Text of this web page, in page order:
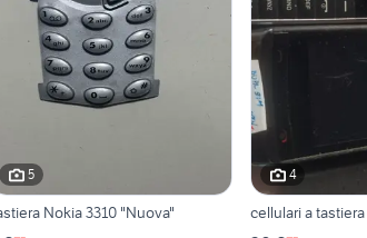
5
Nokia 3310 "Nuova"
4